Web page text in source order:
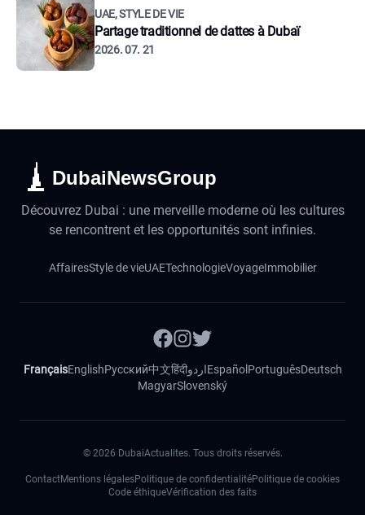
UAE, STYLE DE VIE
Partage traditionnel de dattes à Dubaï
2026. 07. 21
DubaiNewsGroup
Découvrez Dubai : une merveille moderne où les cultures
se rencontrent et les opportunités sont infinies.
AffairesStyle de vieUAETechnologieVoyageImmobilier
FrançaisEnglishРусский中文हिंदीاردوEspañol PortuguêsDeutsch
MagyarSlovenský
© 2026 DubaiActualites. Tous droits réservés.
ContactMentions légalesPolitique de confidentialitéPolitique de cookies
Code éthiqueVérification des faits